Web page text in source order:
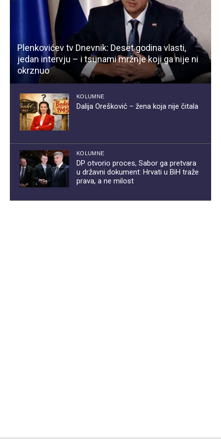
Plenkovićev tv Dnevnik: Deset godina vlasti,
jedan intervju – i tsunami mržnje koji ga nije ni
okrznuo
KOLUMNE
Dalija Orešković – žena koja nije čitala
KOLUMNE
DP otvorio proces, Sabor ga pretvara
u državni dokument: Hrvati u BiH traže
prava, a ne milost